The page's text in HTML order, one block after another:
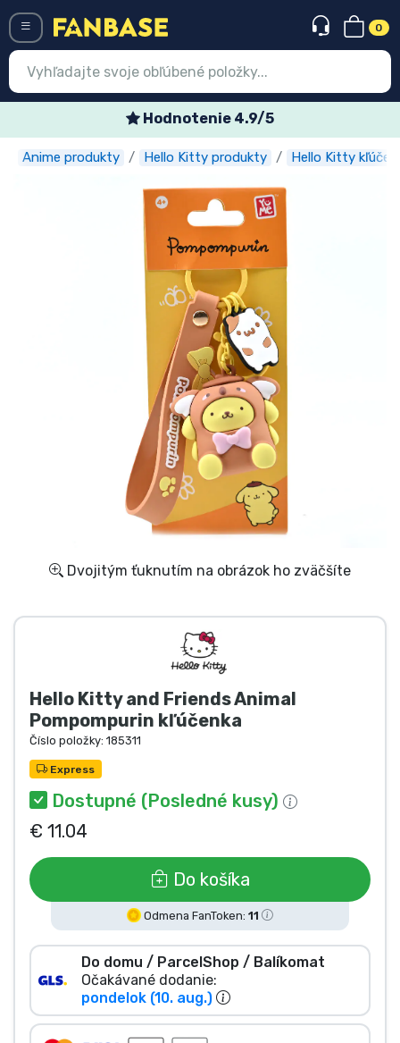
0
Hodnotenie 4.9/5
Anime produkty Hello Kitty produkty Hello Kitty
Dvojitým ťuknutím na obrázok ho zväčšíte
Hello Kitty and Friends Animal
Pompompurin kľúčenka
Číslo položky: 185311
Express
Dostupné (Posledné kusy)
€ 11.04
Do košíka
Odmena FanToken: 11
Do domu / ParcelShop / Balíkomat
Očakávané dodanie:
pondelok (10. aug.)
Prihlásiť sa Registrácia
Expresná preprava
Predobjednávky
Outlet produkty
Preprava a platba
Zoradiť podľa série
Zoradiť podľa filmov
Zoradiť podľa karikatúry
Zoradiť podľa Anime
Zoradiť podľa hier
Zoradiť podľa športu
Zoradiť podľa hudby
Typy výrobkov